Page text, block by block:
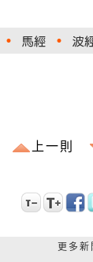
上一則
更多新